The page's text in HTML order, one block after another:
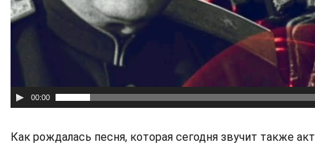
00:00
Как рождалась песня, которая сегодня звучит также